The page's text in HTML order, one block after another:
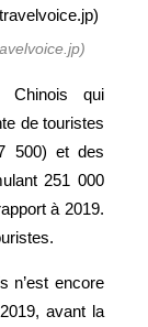
qui
de touristes
500) et des
251 000
à 2019.
n’est encore
avant la